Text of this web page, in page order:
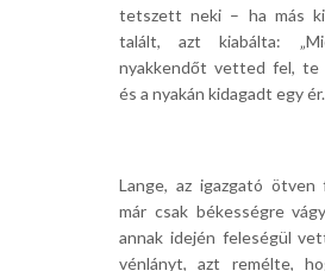
tetszett neki – ha más
talált, azt kiabálta:
nyakkendőt vetted fel, te
és a nyakán kidagadt egy ér.
Lange, az igazgató
már csak békességre
annak idején feleségül
vénlányt, azt remélte,